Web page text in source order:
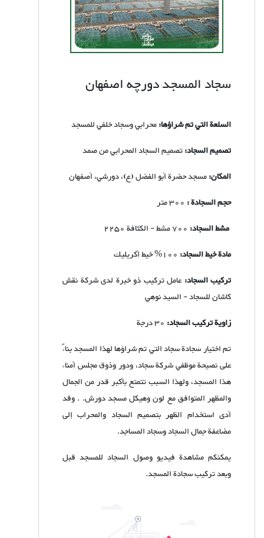
سجاد المسجد دورچه اصفهان
السلعة التي تم شراؤها:محرابي وسجاد خلفي للمسجد
تصميم السجاد:تصميم السجاد المحرابي من صمد
المكان:مسجد حضرة أبو الفضل (ع)، دورشي، أصفهان
حجم السجادة :
مشط السجاد:
مادة خيط السجاد:
تركيب السجاد: عامل تركيب ذو خبرة لدى شركة نقش
كاشان للسجاد - السيد نوهي
زاوية تركيب السجاد:
تم اختيار سجادة سجاد التي تم شراؤها لهذا المسجد بناءً
على نصيحة موظفي شركة سجاد، ودور وذوق مجلس أمناء
هذا المسجد، ولهذا السبب تتمتع بأكبر قدر من الجمال
والمظهر المتوافق مع لون وهيكل مسجد دورش. . وقد
أدى استخدام الظهر بتصميم السجاد والمحراب إلى
مضاعفة جمال السجاد وسجاد المساجد.
يمكنكم مشاهدة فيديو وصول السجاد للمسجد قبل
وبعد تركيب سجادة المسجد.